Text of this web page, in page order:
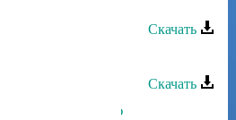
Скачать
- Уркили
Скачать
- Для вас пою